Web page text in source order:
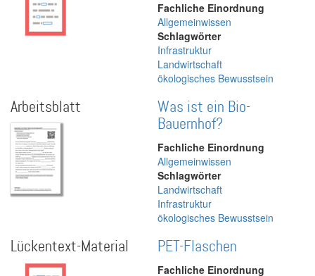
Fachliche Einordnung
Allgemeinwissen
Schlagwörter
Infrastruktur
Landwirtschaft
ökologisches Bewusstsein
Arbeitsblatt
Was ist ein Bio-
Bauernhof?
Fachliche Einordnung
Allgemeinwissen
Schlagwörter
Landwirtschaft
Infrastruktur
ökologisches Bewusstsein
Lückentext-Material PET-Flaschen
Fachliche Einordnung